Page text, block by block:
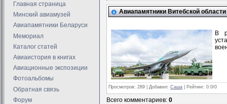
Главная страница
Минский авиамузей
Авиапамятники Беларуси
Мемориал
Каталог статей
Авиаистория в книгах
Авиационные экспозиции
Фотоальбомы
Обратная связь
Форум
Авиапамятники Витебской
В
Просмотров: 289 | Добавил: Саша Рейтинг: 0.0/0
Всего комментариев:0